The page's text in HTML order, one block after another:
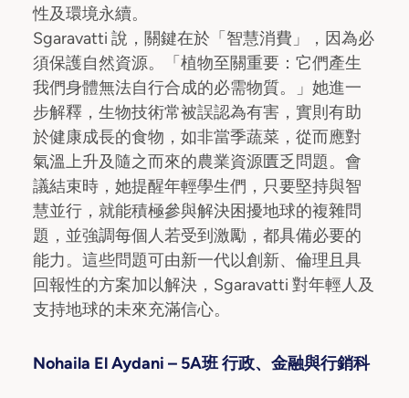
性及環境永續。
Sgaravatti 說，關鍵在於「智慧消費」，因為必
須保護自然資源。「植物至關重要：它們產生
我們身體無法自行合成的必需物質。」她進一
步解釋，生物技術常被誤認為有害，實則有助
於健康成長的食物，如非當季蔬菜，從而應對
氣溫上升及隨之而來的農業資源匱乏問題。會
議結束時，她提醒年輕學生們，只要堅持與智
慧並行，就能積極參與解決困擾地球的複雜問
題，並強調每個人若受到激勵，都具備必要的
能力。這些問題可由新一代以創新、倫理且具
回報性的方案加以解決，Sgaravatti 對年輕人及
支持地球的未來充滿信心。
Nohaila El Aydani – 5A班 行政、金融與行銷科